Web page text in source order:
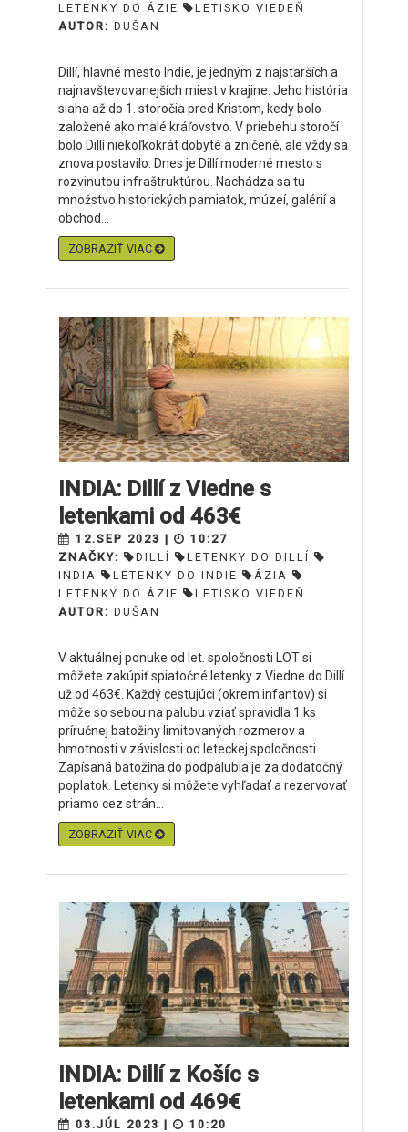
LETENKY DO ÁZIE
LETISKO VIEDEŇ
AUTOR: DUŠAN
Dillí, hlavné mesto Indie, je jedným z najstarších a
najnavštevovanejších miest v krajine. Jeho história
siaha až do 1. storočia pred Kristom, kedy bolo
založené ako malé kráľovstvo. V priebehu storočí
bolo Dillí niekoľkokrát dobyté a zničené, ale vždy sa
znova postavilo. Dnes je Dillí moderné mesto s
rozvinutou infraštruktúrou. Nachádza sa tu
množstvo historických pamiatok, múzeí, galérií a
obchod...
ZOBRAZIŤ VIAC
INDIA: Dillí z Viedne s
letenkami od 463€
12.SEP 2023 |
10:27
ZNAČKY:
DILLÍ
LETENKY DO DILLÍ
INDIA
LETENKY DO INDIE
ÁZIA
LETENKY DO ÁZIE
LETISKO VIEDEŇ
AUTOR: DUŠAN
V aktuálnej ponuke od let. spoločnosti LOT si
môžete zakúpiť spiatočné letenky z Viedne do Dillí
už od 463€. Každý cestujúci (okrem infantov) si
môže so sebou na palubu vziať spravidla 1 ks
príručnej batožiny limitovaných rozmerov a
hmotnosti v závislosti od leteckej spoločnosti.
Zapísaná batožina do podpalubia je za dodatočný
poplatok. Letenky si môžete vyhľadať a rezervovať
priamo cez strán...
ZOBRAZIŤ VIAC
INDIA: Dillí z Košíc s
letenkami od 469€
03.JÚL 2023 |
10:20